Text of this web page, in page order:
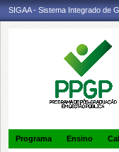
SIGAA - Sistema Integrado de
Programa Ensino